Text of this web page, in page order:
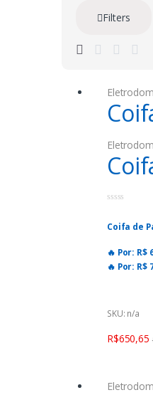
Filters
u
f
Coifa de
🔥 Por: R$
🔥 Por: R$
🛒 Compre
⚠️ Oferta
SKU: n/a
R$650,65